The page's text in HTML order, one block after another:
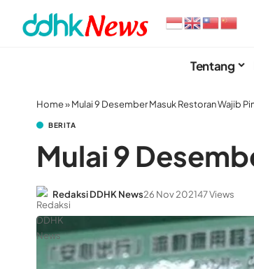
Tentang
Home»Mulai 9 Desember Masuk Restoran Wajib
BERITA
Mulai 9
Redaksi DDHK News26 Nov 202147 Views